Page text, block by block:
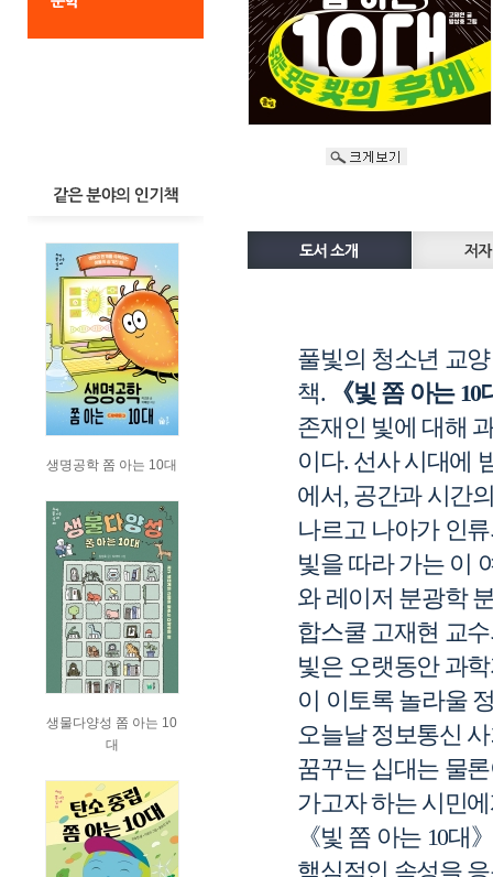
생명공학 쫌 아는 10대
생물다양성 쫌 아는 10
대
풀빛의 청소년 교
책. 《빛 쫌 아는 10
존재인 빛에 대해
이다. 선사 시대에
에서, 공간과 시간
나르고 나아가 인
빛을 따라 가는 이
와 레이저 분광학
합스쿨 고재현 교
빛은 오랫동안 과
이 이토록 놀라울
오늘날 정보통신
꿈꾸는 십대는 물
가고자 하는 시민
《빛 쫌 아는 10대》
핵심적인 속성을